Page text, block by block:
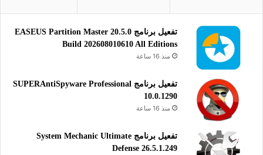
تحميل ملف تنصيب برنامج EaseUS Video Editor
بدون ملف التفعيل
EaseUS Video Editor
الفيديو بجودة عالية وبالعديد من الصيغ وبجودة عالية الدقة دون أن
تكون لديك خبرة كبيرة في ميدان مونتاج الفيديو.
تحرير الفيديو ملتميديا
تفعيل برنامج EASEUS Partition Master 20.5.0
Build 202608010610 All Editions
منذ 16 ساعة
تفعيل برنامج SUPERAntiSpyware Professional
10.0.1290
منذ 16 ساعة
تفعيل برنامج System Mechanic Ultimate
Defense 26.5.1.249